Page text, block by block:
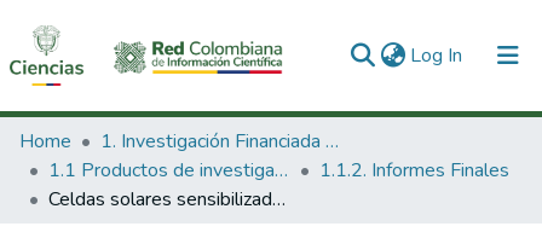
Log In (current)
Communities & Collections
All of DSpace
Home
1. Investigación Financiada con Recursos Públicos
1.1 Productos de investigación
1.1.2. Informes Finales
Celdas solares sensibilizadas usando complejos de lantánidos y tintes naturales